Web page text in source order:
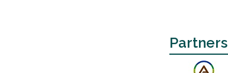
Partners